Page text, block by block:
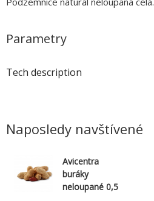
Parametry
Tech description
Naposledy navštívené
Avicentra
buráky
neloupané 0,5